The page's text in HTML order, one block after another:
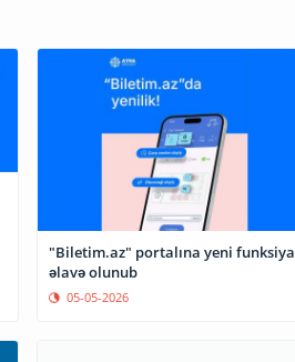
"Biletim.az" portalına yeni funksiya
əlavə olunub
05-05-2026